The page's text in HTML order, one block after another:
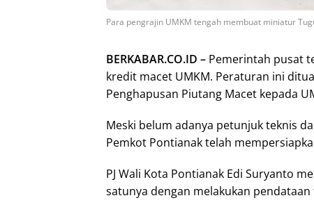
Para pengrajin UMKM tengah membuat miniatur
BERKABAR.CO.ID – Pemerintah pusat
kredit macet UMKM. Peraturan ini
Penghapusan Piutang Macet kepada
Meski belum adanya petunjuk teknis
Pemkot Pontianak telah
PJ Wali Kota Pontianak Edi Suryanto
satunya dengan melakukan